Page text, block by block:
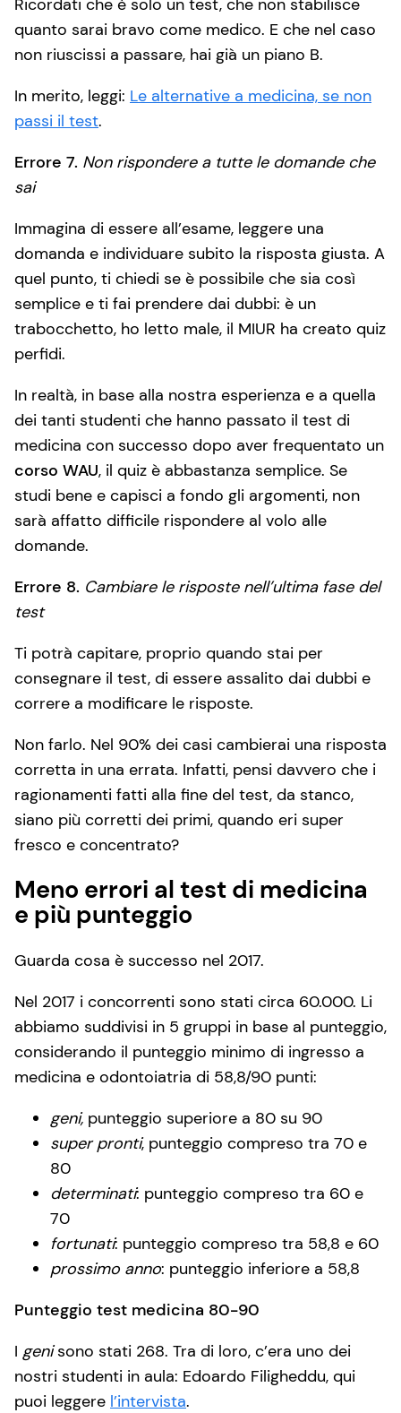
Ricordati che è solo un test, che non stabilisce
quanto sarai bravo come medico. E che nel caso
non riuscissi a passare, hai già un piano B.
In merito, leggi: Le alternative a medicina, se non
passi il test.
Errore 7. Non rispondere a tutte le domande che
sai
Immagina di essere all’esame, leggere una
domanda e individuare subito la risposta giusta. A
quel punto, ti chiedi se è possibile che sia così
semplice e ti fai prendere dai dubbi: è un
trabocchetto, ho letto male, il MIUR ha creato quiz
perfidi.
In realtà, in base alla nostra esperienza e a quella
dei tanti studenti che hanno passato il test di
medicina con successo dopo aver frequentato un
corso WAU, il quiz è abbastanza semplice. Se
studi bene e capisci a fondo gli argomenti, non
sarà affatto difficile rispondere al volo alle
domande.
Errore 8. Cambiare le risposte nell’ultima fase del
test
Ti potrà capitare, proprio quando stai per
consegnare il test, di essere assalito dai dubbi e
correre a modificare le risposte.
Non farlo. Nel 90% dei casi cambierai una risposta
corretta in una errata. Infatti, pensi davvero che i
ragionamenti fatti alla fine del test, da stanco,
siano più corretti dei primi, quando eri super
fresco e concentrato?
Meno errori al test di medicina
e più punteggio
Guarda cosa è successo nel 2017.
Nel 2017 i concorrenti sono stati circa 60.000. Li
abbiamo suddivisi in 5 gruppi in base al punteggio,
considerando il punteggio minimo di ingresso a
medicina e odontoiatria di 58,8/90 punti:
geni, punteggio superiore a 80 su 90
super pronti, punteggio compreso tra 70 e
80
determinati: punteggio compreso tra 60 e
70
fortunati: punteggio compreso tra 58,8 e 60
prossimo anno: punteggio inferiore a 58,8
Punteggio test medicina 80-90
I genisono stati 268. Tra di loro, c’era uno dei
nostri studenti in aula: Edoardo Filigheddu, qui
puoi leggere l’intervista.